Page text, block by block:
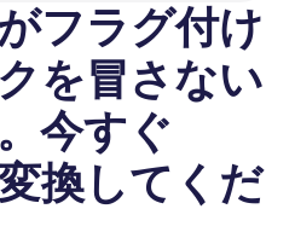
フラグ付け
を冒さない
今すぐ
換してくだ